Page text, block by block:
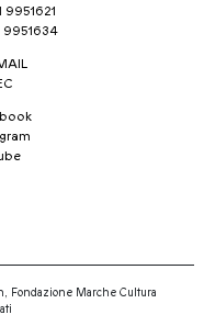
9951621
9951634
Fondazione Marche Cultura